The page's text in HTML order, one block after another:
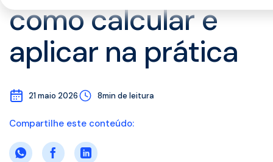
como calcular e
aplicar na prática
21 maio 2026 8min de leitura
Compartilhe este conteúdo: